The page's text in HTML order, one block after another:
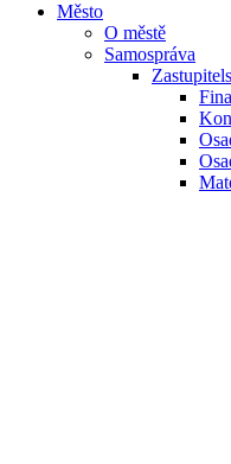
Město
O městě
Samospráva